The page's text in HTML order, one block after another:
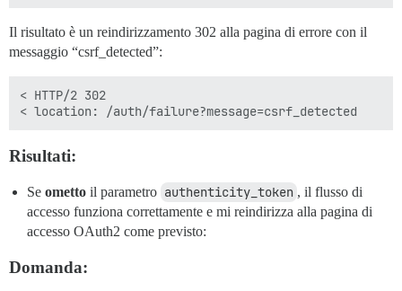
Il risultato è un reindirizzamento 302 alla pagina di errore con il
messaggio “csrf_detected”:
< HTTP/2 302
Risultati:
Se ometto il parametro authenticity_token , il flusso di
accesso funziona correttamente e mi reindirizza alla pagina di
accesso OAuth2 come previsto:
Domanda: